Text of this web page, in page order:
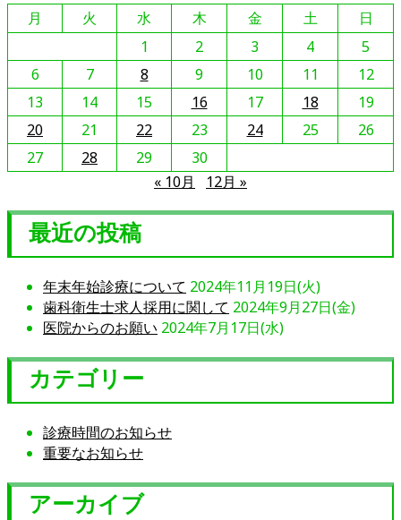
の
を
読
む
月
火 水 木 金 土
日
1
2 3 4
5
6
7 8 9 10 11
12
13
14 15 16 17 18
19
20
21 22 23 24 25
26
27
28 29
30
« 10月
12月 »
最近の投稿
年末年始診療について 2024年11月19日(火)
歯科衛生士求人採用に関して 2024年9月27日(金)
医院からのお願い 2024年7月17日(水)
カテゴリー
診療時間のお知らせ
重要なお知らせ
アーカイブ